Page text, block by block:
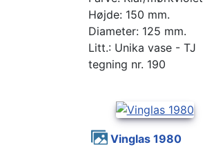
Højde: 150 mm.
Diameter: 125 mm.
Litt.: Unika vase - TJ
tegning nr. 190
Vinglas 1980